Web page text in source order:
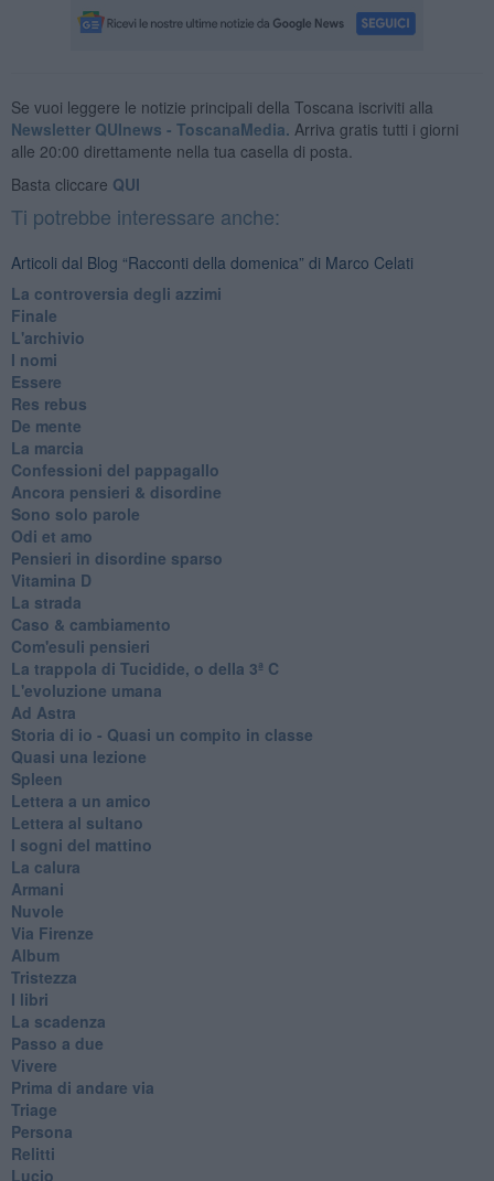
Se vuoi leggere le notizie principali della Toscana iscriviti alla
Newsletter QUInews - ToscanaMedia. Arriva gratis tutti i giorni
alle 20:00 direttamente nella tua casella di posta.
Basta cliccare QUI
Ti potrebbe interessare anche:
Articoli dal Blog “Racconti della domenica” di Marco Celati
La controversia degli azzimi
Finale
L'archivio
I nomi
Essere
Res rebus
De mente
La marcia
Confessioni del pappagallo
Ancora pensieri & disordine
Sono solo parole
Odi et amo
Pensieri in disordine sparso
Vitamina D
La strada
Caso & cambiamento
Com'esuli pensieri
La trappola di Tucidide, o della 3ª C
L'evoluzione umana
Ad Astra
Storia di io - Quasi un compito in classe
Quasi una lezione
Spleen
Lettera a un amico
Lettera al sultano
I sogni del mattino
La calura
Armani
Nuvole
Via Firenze
Album
Tristezza
I libri
La scadenza
Passo a due
Vivere
Prima di andare via
Triage
Persona
Relitti
Lucio